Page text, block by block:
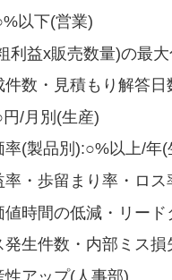
以下(営業)
利益x販売数量)の最
件数・見積もり解答
/月別(生産)
率(製品別):○%以上/年(
率・歩留まり率・ロス
値時間の低減・リード
発生件数・内部ミス
性アップ(人事部)